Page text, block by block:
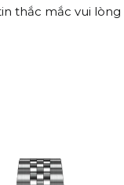
thắc mắc vui